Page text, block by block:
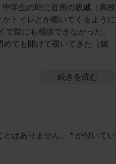
学生の時に近所の親戚（高校
トイレとか覗いてくるように
親にも相談できなかった。
ても開けて覗いてきた（鍵
続きを読む
はありません。 * が付いてい